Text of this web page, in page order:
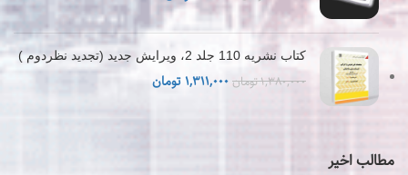
اصلی
۵۰۰,۰۰۰ تومان
بود.
فعلی
۴۵۰,۰۰۰ تومان
است.
کتاب نشریه 110 جلد 2، ویرایش جدید (تجدید نظردوم )
۱,۳۸۰,۰۰۰تومانقیمت
۱,۳۱۱,۰۰۰تومانقیمت
مطالب اخیر